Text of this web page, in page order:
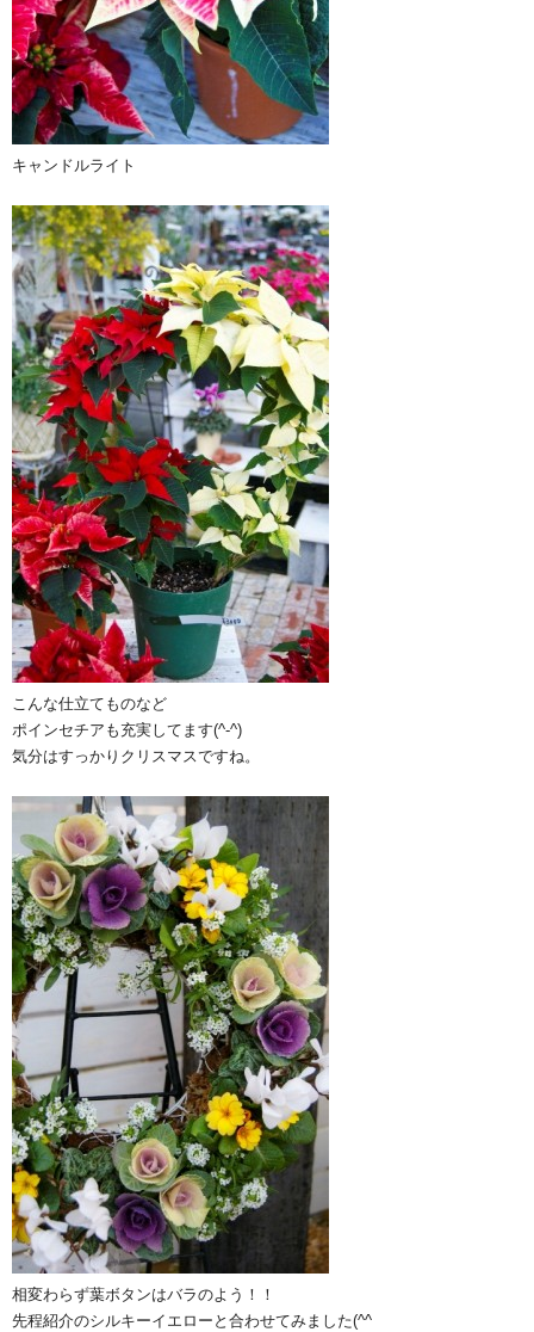
キャンドルライト
こんな仕立てものなど
ポインセチアも充実してます(^-^)
気分はすっかりクリスマスですね。
相変わらず葉ボタンはバラのよう！！
先程紹介のシルキーイエローと合わせてみました(^^ゞ